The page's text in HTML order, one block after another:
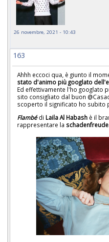
26 novembre, 2021 - 10:43
163
Ahhh eccoci qua, è giunto il
stato d'animo più googlato
Ed effettivamente l'ho googlato
sito consigliato dal buon
scoperto il significato ho subito
Flambédi Laila Al Habash è il
rappresentare la schadenfreude